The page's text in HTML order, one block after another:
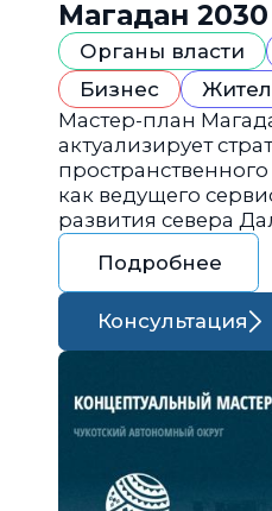
Магадан 2030
Органы власти
Бизнес
Мастер-план
актуализирует
как ведущего
развития севера
Подробнее
Консультация